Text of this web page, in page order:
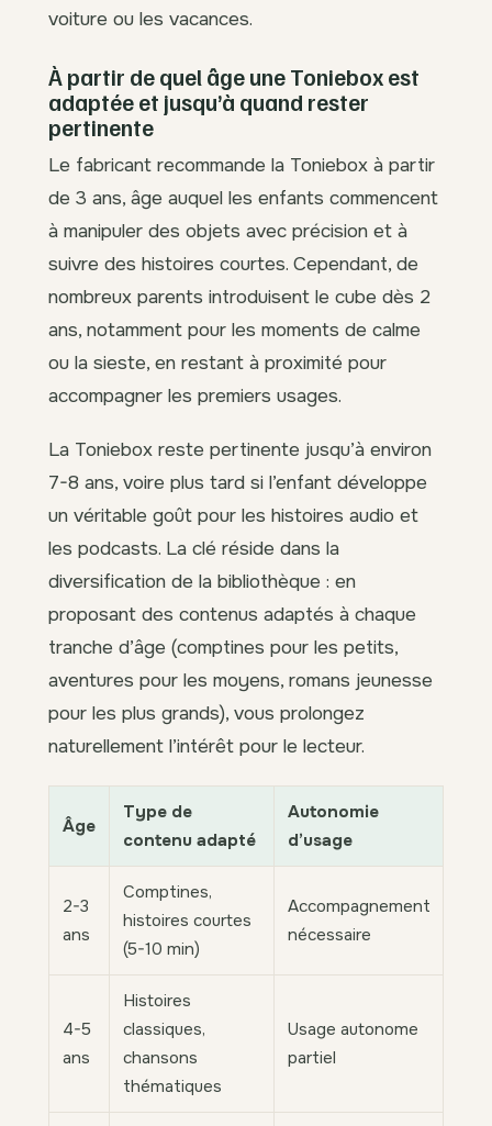
voiture ou les vacances.
À partir de quel âge une Toniebox est
adaptée et jusqu’à quand rester
pertinente
Le fabricant recommande la Toniebox à partir
de 3 ans, âge auquel les enfants commencent
à manipuler des objets avec précision et à
suivre des histoires courtes. Cependant, de
nombreux parents introduisent le cube dès 2
ans, notamment pour les moments de calme
ou la sieste, en restant à proximité pour
accompagner les premiers usages.
La Toniebox reste pertinente jusqu’à environ
7-8 ans, voire plus tard si l’enfant développe
un véritable goût pour les histoires audio et
les podcasts. La clé réside dans la
diversification de la bibliothèque : en
proposant des contenus adaptés à chaque
tranche d’âge (comptines pour les petits,
aventures pour les moyens, romans jeunesse
pour les plus grands), vous prolongez
naturellement l’intérêt pour le lecteur.
Âge
Type de
contenu adapté
Autonomie
d’usage
2-3
ans
Comptines,
histoires courtes
(5-10 min)
Accompagnement
nécessaire
4-5
ans
Histoires
classiques,
chansons
thématiques
Usage autonome
partiel